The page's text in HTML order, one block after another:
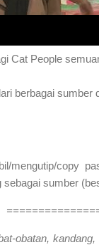
Cat People
berbagai sumber
mengutip/copy
sumber
obatan,